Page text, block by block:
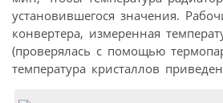
установившегося значения.
конвертера, измеренная
(проверялась с помощью
температура кристаллов